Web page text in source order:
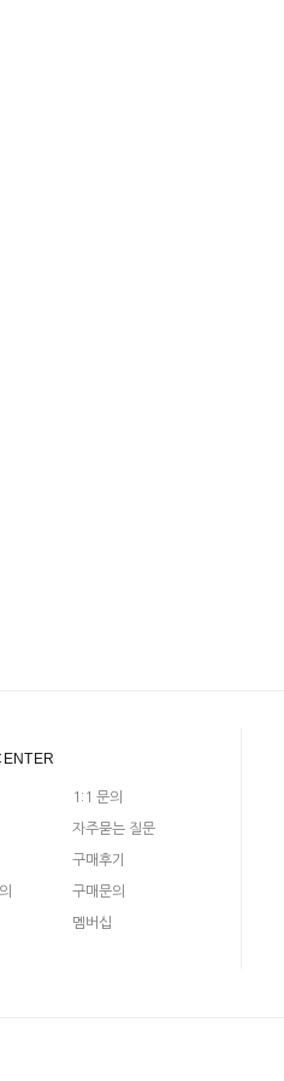
1:1 문의
자주묻는 질문
구매후기
구매문의
멤버십